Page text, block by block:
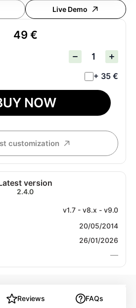
Live Demo
49 €
+ 35 €
NOW
customization
version
2.4.0
v1.7 - v8.x - v9.0
20/05/2014
26/01/2026
—
Reviews FAQs